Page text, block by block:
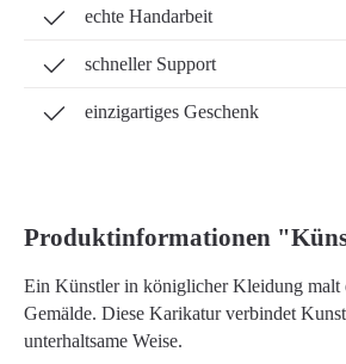
echte Handarbeit
schneller Support
einzigartiges Geschenk
Produktinformationen
Ein Künstler in königlicher Kleidung malt
Gemälde. Diese Karikatur verbindet
unterhaltsame Weise.